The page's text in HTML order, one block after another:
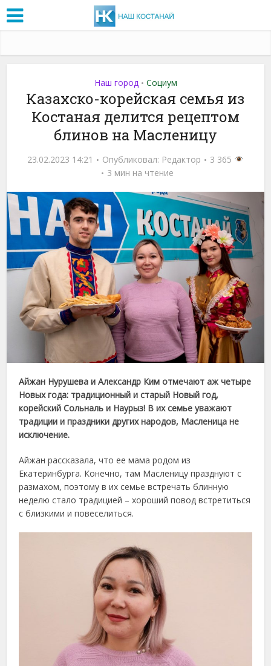
Наш город • Социум
Казахско-корейская семья из
Костаная делится рецептом
блинов на Масленицу
23.02.2023 14:21 Опубликовал: Редактор
3 365
3 мин на чтение
Айжан Нурушева и Александр Ким отмечают аж четыре
Новых года: традиционный и старый Новый год,
корейский Сольналь и Наурыз! В их семье уважают
традиции и праздники других народов, Масленица не
исключение.
Айжан рассказала, что ее мама родом из
Екатеринбурга. Конечно, там Масленицу празднуют с
размахом, поэтому в их семье встречать блинную
неделю стало традицией – хороший повод встретиться
с близкими и повеселиться.